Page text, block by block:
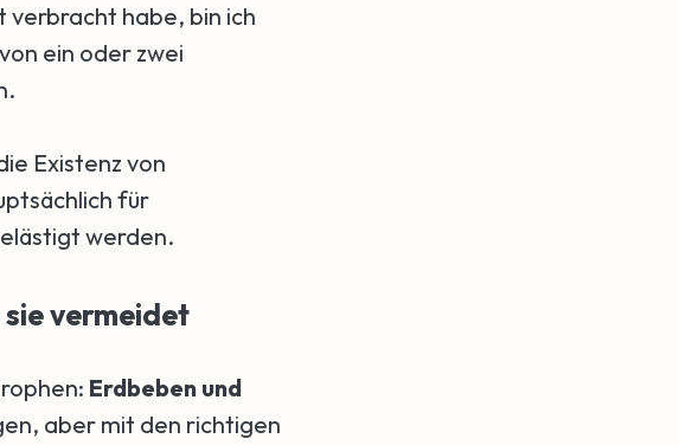
verbracht habe, bin ich
ein oder zwei
Existenz von
für
werden.
vermeidet
Erdbeben und
aber mit den richtigen